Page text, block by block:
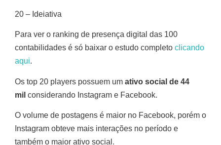
20 – Ideiativa
Para ver o ranking de presença digital das 100
contabilidades é só baixar o estudo completo clicando
aqui.
Os top 20 players possuem um ativo social de 44
mil considerando Instagram e Facebook.
O volume de postagens é maior no Facebook, porém o
Instagram obteve mais interações no período e
também o maior ativo social.